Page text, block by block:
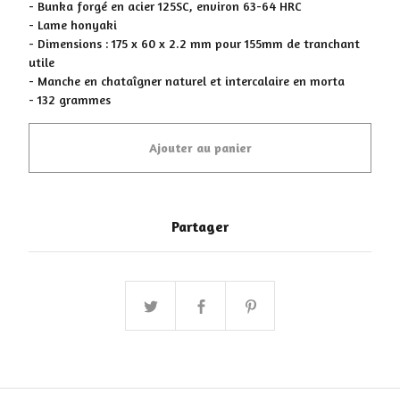
- Bunka forgé en acier 125SC, environ 63-64 HRC
- Lame honyaki
- Dimensions : 175 x 60 x 2.2 mm pour 155mm de tranchant
utile
- Manche en chataîgner naturel et intercalaire en morta
- 132 grammes
Ajouter au panier
Partager